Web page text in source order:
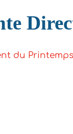
du